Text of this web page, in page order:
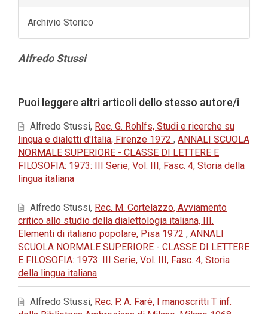
Archivio Storico
Contenuto
Alfredo Stussi
dell'articolo
Puoi leggere altri articoli dello stesso autore/i
Alfredo Stussi, Rec. G. Rohlfs, Studi e ricerche su
lingua e dialetti d'Italia, Firenze 1972 , ANNALI SCUOLA
NORMALE SUPERIORE - CLASSE DI LETTERE E
FILOSOFIA: 1973: III Serie, Vol. III, Fasc. 4, Storia della
lingua italiana
Alfredo Stussi, Rec. M. Cortelazzo, Avviamento
critico allo studio della dialettologia italiana, III.
Elementi di italiano popolare, Pisa 1972 , ANNALI
SCUOLA NORMALE SUPERIORE - CLASSE DI LETTERE
E FILOSOFIA: 1973: III Serie, Vol. III, Fasc. 4, Storia
della lingua italiana
Alfredo Stussi, Rec. P. A. Farè, I manoscritti T inf.